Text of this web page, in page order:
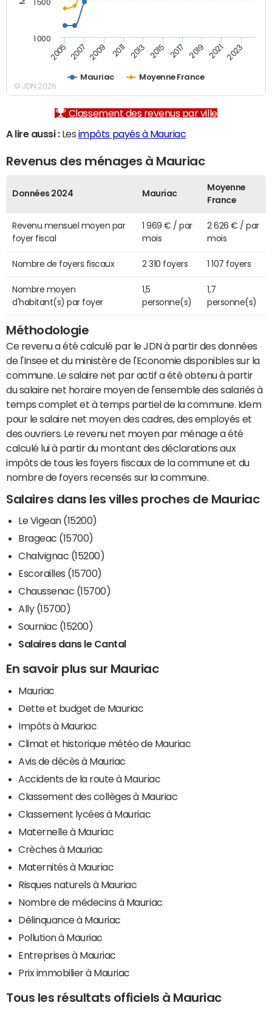
Mauriac Moyenne France
2005 2007 2009 2011 2013 2015 2017 2019 2021 2023
1 000
1 500
© JDN 2026
Classement des revenus par ville
A lire aussi :Les impôts payés à Mauriac
Revenus des ménages à Mauriac
Données 2024 Mauriac
Moyenne
France
Revenu mensuel moyen par
foyer fiscal
1 969 € / par
mois
2 626 € / par
mois
Nombre de foyers fiscaux 2 310 foyers 1 107 foyers
Nombre moyen
d'habitant(s) par foyer
1,5
personne(s)
1,7
personne(s)
Méthodologie
Ce revenu a été calculé par le JDN à partir des données
de l'Insee et du ministère de l'Economie disponibles sur la
commune. Le salaire net par actif a été obtenu à partir
du salaire net horaire moyen de l'ensemble des salariés à
temps complet et à temps partiel de la commune. Idem
pour le salaire net moyen des cadres, des employés et
des ouvriers. Le revenu net moyen par ménage a été
calculé lui à partir du montant des déclarations aux
impôts de tous les foyers fiscaux de la commune et du
nombre de foyers recensés sur la commune.
Salaires dans les villes proches de Mauriac
Le Vigean (15200)
Brageac (15700)
Chalvignac (15200)
Escorailles (15700)
Chaussenac (15700)
Ally (15700)
Sourniac (15200)
Salaires dans le Cantal
En savoir plus sur Mauriac
Mauriac
Dette et budget de Mauriac
Impôts à Mauriac
Climat et historique météo de Mauriac
Avis de décès à Mauriac
Accidents de la route à Mauriac
Classement des collèges à Mauriac
Classement lycées à Mauriac
Maternelle à Mauriac
Crèches à Mauriac
Maternités à Mauriac
Risques naturels à Mauriac
Nombre de médecins à Mauriac
Délinquance à Mauriac
Pollution à Mauriac
Entreprises à Mauriac
Prix immobilier à Mauriac
Tous les résultats officiels à Mauriac